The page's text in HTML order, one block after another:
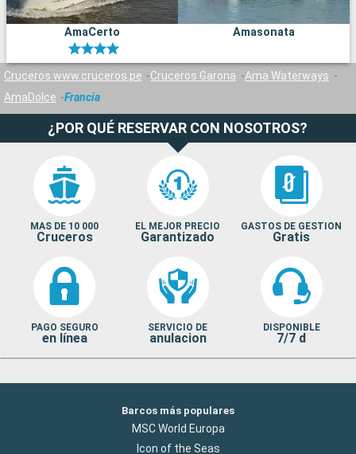
AmaCerto Amasonata
Cruceros www.cruceros.pe Cruceros Garona
Ama Waterways
AmaDolce
Francia
¿POR QUÉ RESERVAR CON NOSOTROS?
MAS DE 10 000
Cruceros
EL MEJOR PRECIO
Garantizado
GASTOS DE GESTION
Gratis
PAGO SEGURO
en línea
SERVICIO DE
anulacion
DISPONIBLE
7/7 d
Barcos más populares
MSC World Europa
Icon of the Seas